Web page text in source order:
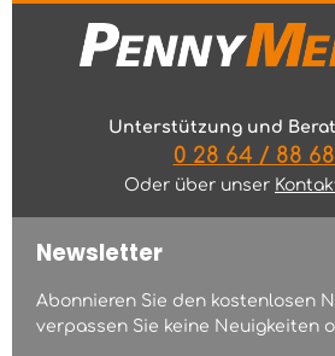
Unterstützung und
0 28 64 / 88
Oder über unser
Newsletter
Abonnieren Sie den kostenlosen
verpassen Sie keine Neuigkeiten